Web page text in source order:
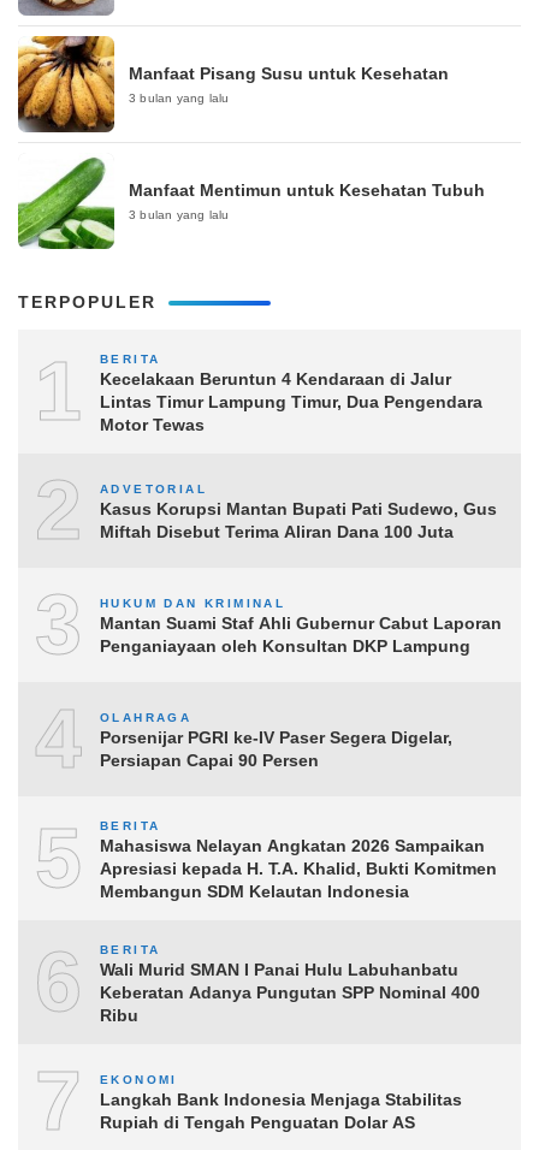
Manfaat Pisang Susu untuk Kesehatan
3 bulan yang lalu
Manfaat Mentimun untuk Kesehatan Tubuh
3 bulan yang lalu
TERPOPULER
1 BERITA
Kecelakaan Beruntun 4 Kendaraan di Jalur
Lintas Timur Lampung Timur, Dua Pengendara
Motor Tewas
2 ADVETORIAL
Kasus Korupsi Mantan Bupati Pati Sudewo, Gus
Miftah Disebut Terima Aliran Dana 100 Juta
3 HUKUM DAN KRIMINAL
Mantan Suami Staf Ahli Gubernur Cabut Laporan
Penganiayaan oleh Konsultan DKP Lampung
4 OLAHRAGA
Porsenijar PGRI ke-IV Paser Segera Digelar,
Persiapan Capai 90 Persen
5 BERITA
Mahasiswa Nelayan Angkatan 2026 Sampaikan
Apresiasi kepada H. T.A. Khalid, Bukti Komitmen
Membangun SDM Kelautan Indonesia
6 BERITA
Wali Murid SMAN I Panai Hulu Labuhanbatu
Keberatan Adanya Pungutan SPP Nominal 400
Ribu
7 EKONOMI
Langkah Bank Indonesia Menjaga Stabilitas
Rupiah di Tengah Penguatan Dolar AS